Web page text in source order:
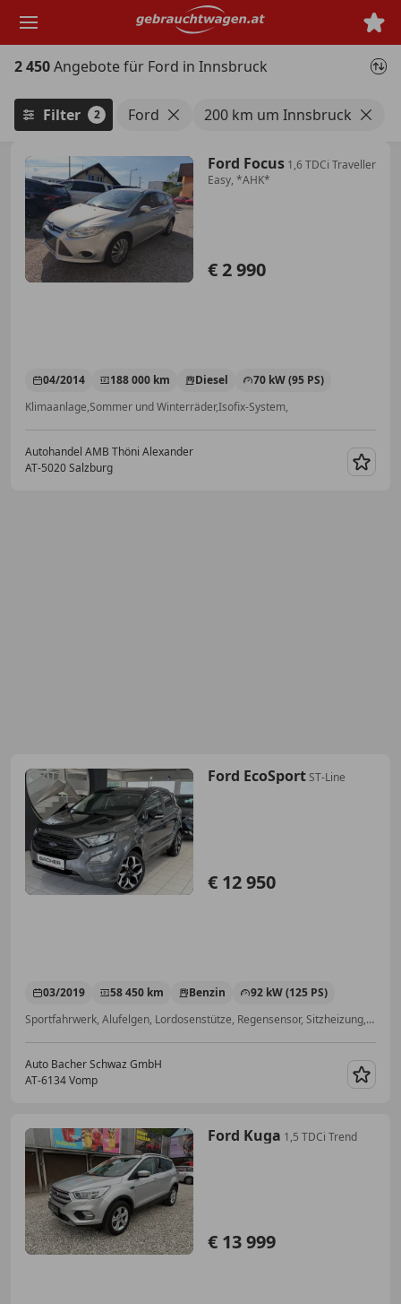
Hauptinhalt
2 450Angebote für Ford in Innsbruck
Filter 2 Ford 200 km um Innsbruck
Ford Focus 1,6 TDCi Traveller
Easy, *AHK*
€ 2 990
04/2014 188 000 km Diesel
70 kW (95 PS)
Klimaanlage,Sommer und Winterräder,Isofix-System,
Autohandel AMB Thöni Alexander
AT-5020 Salzburg
Ford EcoSportST-Line
€ 12 950
03/2019 58 450 km Benzin
92 kW (125 PS)
Sportfahrwerk, Alufelgen, Lordosenstütze, Regensensor, Sitzheizung, Xenonscheinwerfer, Dachreling, Bordcomputer
Auto Bacher Schwaz GmbH
AT-6134 Vomp
Ford Kuga 1,5 TDCi Trend
€ 13 999